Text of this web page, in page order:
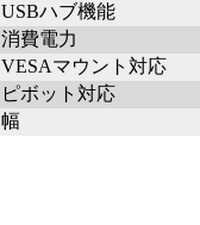
USBハブ機能
消費電力
VESAマウント対応
ピボット対応
幅